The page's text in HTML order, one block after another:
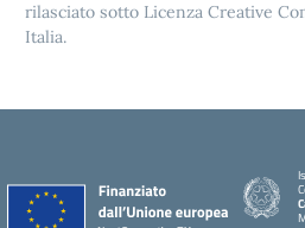
rilasciato sotto Licenza Creative
Italia.